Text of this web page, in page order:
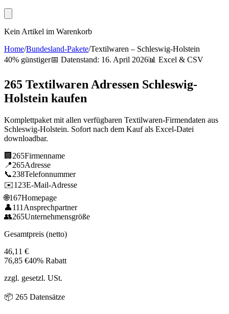
Kein Artikel im Warenkorb
Home/Bundesland-Pakete/Textilwaren – Schleswig-Holstein
40% günstiger📅 Datenstand: 16. April 2026📊 Excel & CSV
265 Textilwaren Adressen Schleswig-
Holstein kaufen
Komplettpaket mit allen verfügbaren Textilwaren-Firmendaten aus
Schleswig-Holstein. Sofort nach dem Kauf als Excel-Datei
downloadbar.
🏢 265Firmenname
📍265Adresse
📞238Telefonnummer
✉️123E-Mail-Adresse
🌐167Homepage
👤111 Ansprechpartner
👥265Unternehmensgröße
Gesamtpreis (netto)
46,11 €
76,85 €40% Rabatt
zzgl. gesetzl. USt.
📦 265 Datensätze